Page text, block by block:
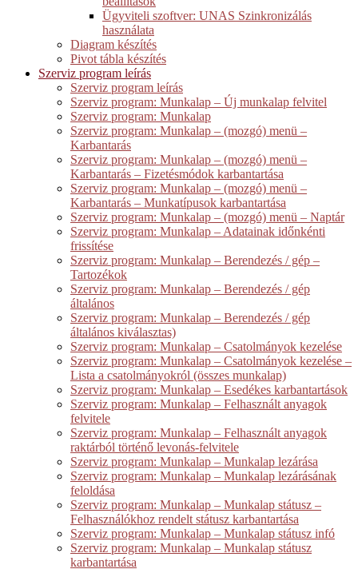
Ügyviteli szoftver: UNAS Szinkronizálás
használata
Diagram készítés
Pivot tábla készítés
Szerviz program leírás
Szerviz program leírás
Szerviz program: Munkalap – Új munkalap felvitel
Szerviz program: Munkalap
Szerviz program: Munkalap – (mozgó) menü –
Karbantarás
Szerviz program: Munkalap – (mozgó) menü –
Karbantarás – Fizetésmódok karbantartása
Szerviz program: Munkalap – (mozgó) menü –
Karbantarás – Munkatípusok karbantartása
Szerviz program: Munkalap – (mozgó) menü – Naptár
Szerviz program: Munkalap – Adatainak időnkénti
frissítése
Szerviz program: Munkalap – Berendezés / gép –
Tartozékok
Szerviz program: Munkalap – Berendezés / gép
általános
Szerviz program: Munkalap – Berendezés / gép
általános kiválasztas)
Szerviz program: Munkalap – Csatolmányok kezelése
Szerviz program: Munkalap – Csatolmányok kezelése –
Lista a csatolmányokról (összes munkalap)
Szerviz program: Munkalap – Esedékes karbantartások
Szerviz program: Munkalap – Felhasznált anyagok
felvitele
Szerviz program: Munkalap – Felhasznált anyagok
raktárból történő levonás-felvitele
Szerviz program: Munkalap – Munkalap lezárása
Szerviz program: Munkalap – Munkalap lezárásának
feloldása
Szerviz program: Munkalap – Munkalap státusz –
Felhasználókhoz rendelt státusz karbantartása
Szerviz program: Munkalap – Munkalap státusz infó
Szerviz program: Munkalap – Munkalap státusz
karbantartása